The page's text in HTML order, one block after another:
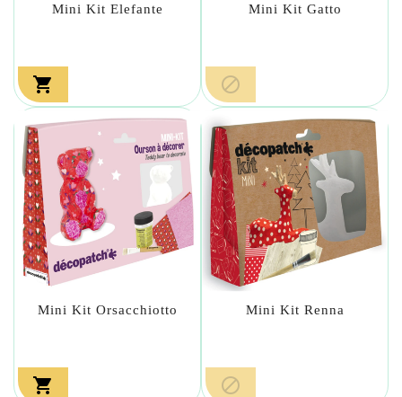
Mini Kit Elefante

Mini Kit Gatto

Mini Kit Orsacchiotto

Mini Kit Renna
